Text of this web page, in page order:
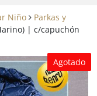
Niño
Parkas y
| c/capuchón
Agotado